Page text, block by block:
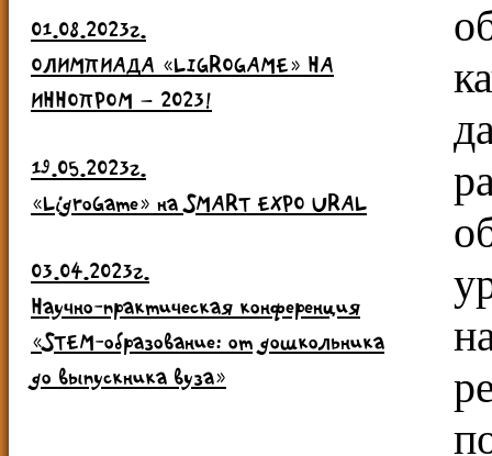
01.08.2023г.
ОЛИМПИАДА «LIGROGAME» НА
ИННОПРОМ – 2023!
19.05.2023г.
«LigroGame» на SMART EXPO URAL
03.04.2023г.
Научно-практическая конференция
«STEM-образование: от дошкольника
до выпускника вуза»